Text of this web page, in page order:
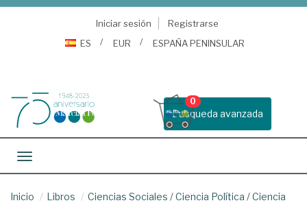
Iniciar sesión
Registrarse
ES
EUR ESPAÑA PENINSULAR
Busqueda avanzada
0
Toggle navigation
Inicio Libros Ciencias Sociales /Ciencia Política /Ciencia